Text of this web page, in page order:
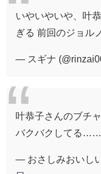
いやいやいや、叶
ぎる 前回のジョル
— スギナ
叶恭子さんのブチ
バクバクしてる
— おさしみおいし